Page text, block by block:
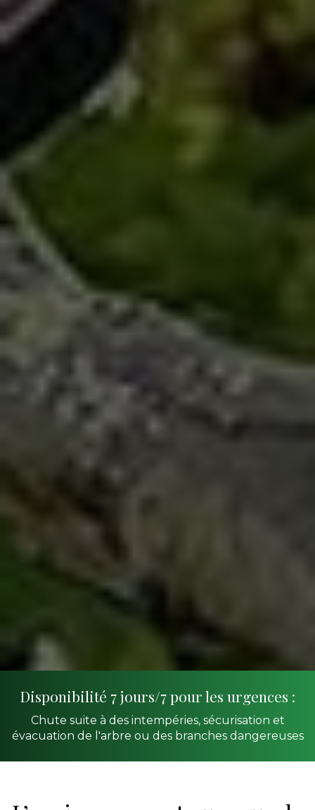
Disponibilité 7 jours/7 pour les urgences :
Chute suite à des intempéries, sécurisation et
évacuation de l'arbre ou des branches dangereuses